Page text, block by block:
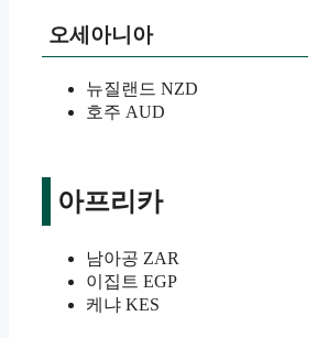
오세아니아
뉴질랜드 NZD
호주 AUD
아프리카
남아공 ZAR
이집트 EGP
케냐 KES